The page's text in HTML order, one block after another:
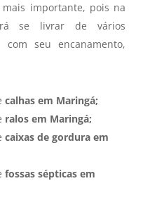
importante, pois na
se livrar de vários
com seu encanamento,
calhas em Maringá;
ralos em Maringá;
caixas de gordura em
fossas sépticas em